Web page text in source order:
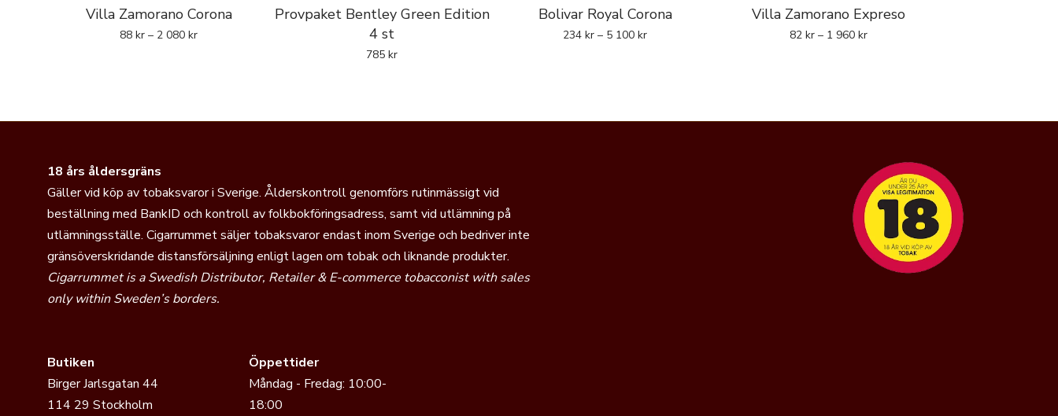
Villa Zamorano Corona
88kr – 2 080kr
Provpaket Bentley Green Edition
4 st
785kr
Bolivar Royal Corona
234kr – 5 100kr
Villa Zamorano Expreso
82 kr – 1 960 kr
18 års åldersgräns
Gäller vid köp av tobaksvaror i Sverige. Ålderskontroll genomförs rutinmässigt vid
beställning med BankID och kontroll av folkbokföringsadress, samt vid utlämning på
utlämningsställe. Cigarrummet säljer tobaksvaror endast inom Sverige och bedriver inte
gränsöverskridande distansförsäljning enligt lagen om tobak och liknande produkter.
Cigarrummet is a Swedish Distributor, Retailer & E-commerce tobacconist with sales
only within Sweden’s borders.
Butiken
Birger Jarlsgatan 44
114 29 Stockholm
Öppettider
Måndag - Fredag: 10:00-
18:00